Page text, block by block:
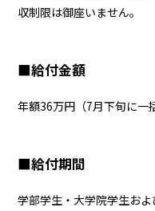
収制限は御座いません。
■給付金額
年額36万円（7月下旬に一
■給付期間
学部学生・大学院学生お